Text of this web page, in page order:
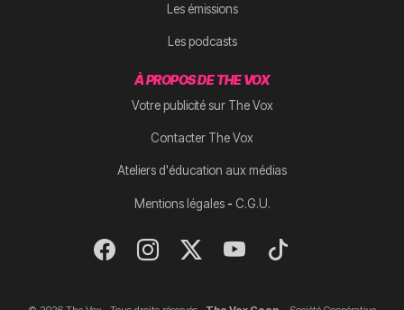
Les émissions
Les podcasts
À PROPOS DE THE VOX
Votre publicité sur The Vox
Contacter The Vox
Ateliers d'éducation aux médias
Mentions légales- C.G.U.